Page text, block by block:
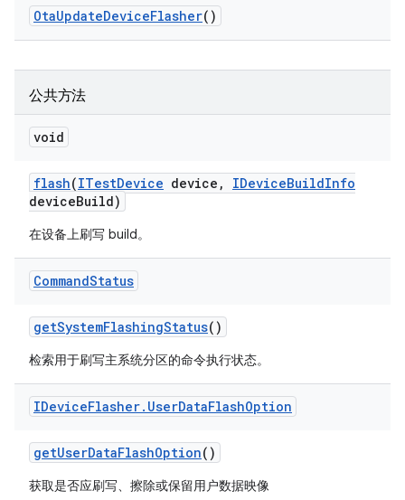
OtaUpdateDeviceFlasher()
公共方法
void
flash(ITestDevice device , IDeviceBuildInfo
deviceBuild)
在设备上刷写 build。
CommandStatus
getSystemFlashingStatus()
检索用于刷写主系统分区的命令执行状态。
IDeviceFlasher. UserDataFlashOption
getUserDataFlashOption()
获取是否应刷写、擦除或保留用户数据映像